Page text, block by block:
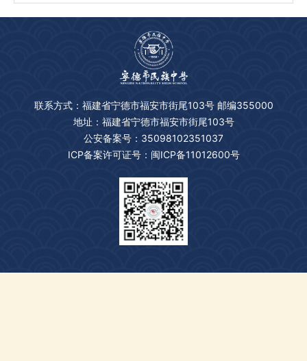
联系方式：福建省宁德市福安市街尾103号 邮编355000
地址：福建省宁德市福安市街尾103号
公安备案号：35098102351037
ICP备案许可证号：闽ICP备11012600号